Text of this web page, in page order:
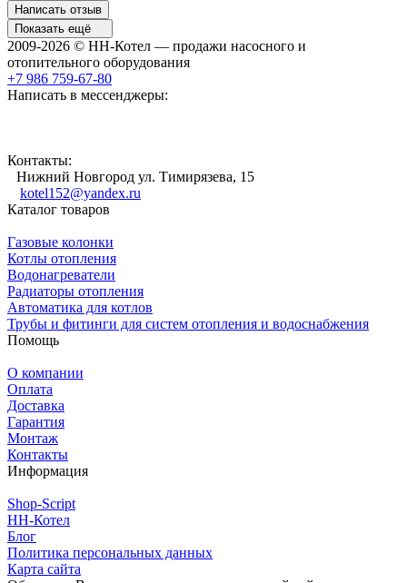
Написать отзыв
Показать ещё
2009-2026 © НН-Котел — продажи насосного и
отопительного оборудования
+7 986 759-67-80
Написать в мессенджеры:
Контакты:
Нижний Новгород ул. Тимирязева, 15
kotel152@yandex.ru
Каталог товаров
Газовые колонки
Котлы отопления
Водонагреватели
Радиаторы отопления
Автоматика для котлов
Трубы и фитинги для систем отопления и водоснабжения
Помощь
О компании
Оплата
Доставка
Гарантия
Монтаж
Контакты
Информация
Shop-Script
НН-Котел
Блог
Политика персональных данных
Карта сайта